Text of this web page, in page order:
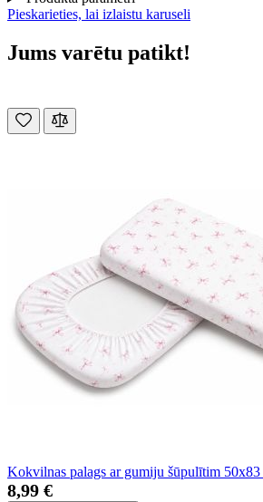
Pieskarieties, lai izlaistu karuseli
Jums varētu patikt!
Kokvilnas palags ar gumiju šūpulītim
8,99 €